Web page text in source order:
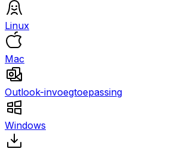
Linux
Mac
Outlook-invoegtoepassing
Windows